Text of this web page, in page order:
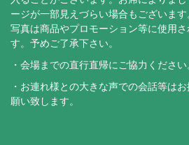
ージが一部見えづらい場合もございま
写真は商品やプロモーション等に使用
す。予めご了承下さい。
・会場までの直行直帰にご協力ください
・お連れ様との大きな声での会話等は
願い致します。